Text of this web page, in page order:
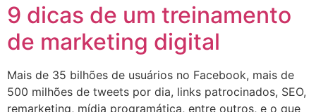
9 dicas de um treinamento
de marketing digital
Mais de 35 bilhões de usuários no Facebook, mais de
500 milhões de tweets por dia, links patrocinados, SEO,
remarketing, mídia programática, entre outros, e o que